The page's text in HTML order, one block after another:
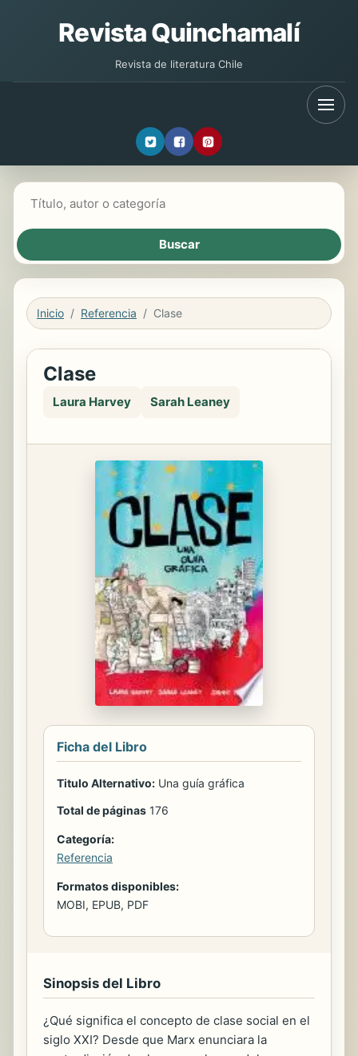
Revista Quinchamalí
Revista de literatura Chile
Inicio Referencia Clase
Clase
Laura Harvey Sarah Leaney
Ficha del Libro
Titulo Alternativo: Una guía gráfica
Total de páginas 176
Categoría:
Referencia
Formatos disponibles:
MOBI, EPUB, PDF
Sinopsis del Libro
¿Qué significa el concepto de clase social en el
siglo XXI? Desde que Marx enunciara la